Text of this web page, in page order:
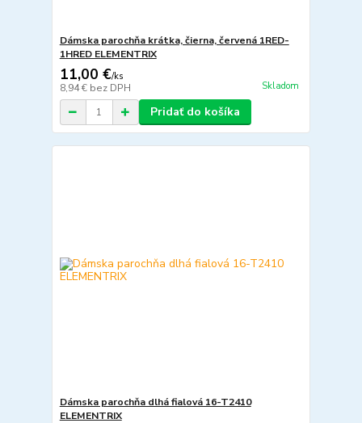
Dámska parochňa krátka, čierna, červená 1RED-
1HRED ELEMENTRIX
11,00 €/ks
8,94 € bez DPH Skladom
Pridať do košíka
Dámska parochňa dlhá fialová 16-T2410
ELEMENTRIX